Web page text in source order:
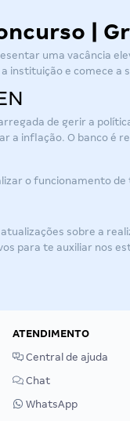
|
uma vacância
instituição e comece
de gerir a
a inflação. O banco é
o funcionamento
sobre a
para te auxiliar nos
ATENDIMENTO
Central de ajuda
Chat
WhatsApp